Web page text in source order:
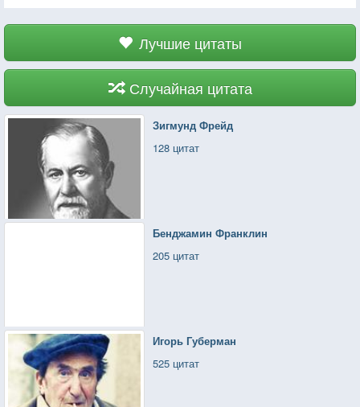
Лучшие цитаты
Случайная цитата
Зигмунд Фрейд
128 цитат
Бенджамин Франклин
205 цитат
Игорь Губерман
525 цитат